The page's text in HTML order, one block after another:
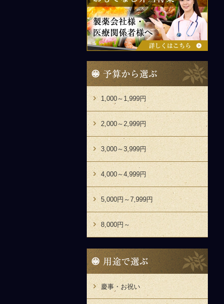
予
算
か
ら
1,000～1,999円
2,000～2,999円
3,000～3,999円
4,000～4,999円
5,000円～7,999円
8,000円～
用
途
で
選
ぶ
慶事・お祝い